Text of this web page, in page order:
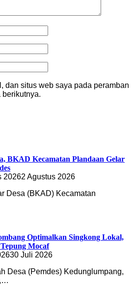
dan situs web saya pada peramban
berikutnya.
BKAD Kecamatan Plandaan Gelar
20262 Agustus 2026
Desa (BKAD) Kecamatan
Optimalkan Singkong Lokal,
Mocaf
30 Juli 2026
Desa (Pemdes) Kedunglumpang,